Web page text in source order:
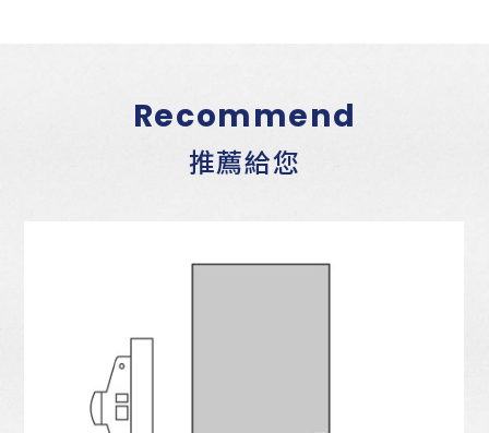
Recommend
推薦給您